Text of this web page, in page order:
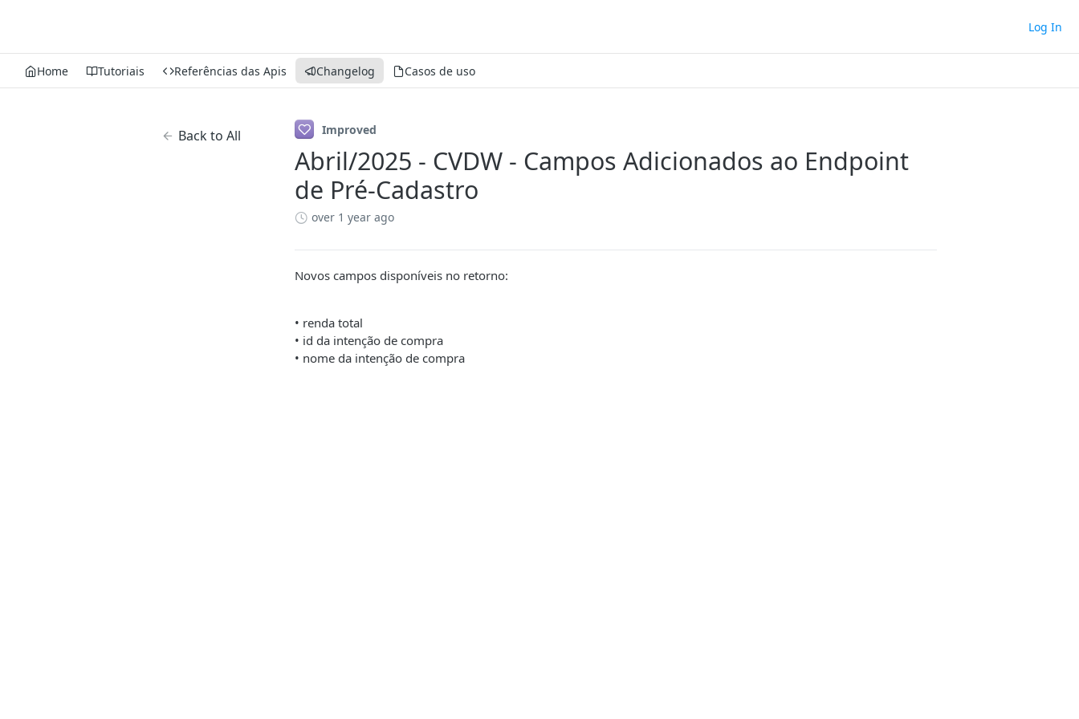
Log In
Home Tutoriais Referências das Apis Changelog Casos de uso
Back to All Improved
Abril/2025 - CVDW - Campos Adicionados ao Endpoint
de Pré-Cadastro
over 1 year ago
Novos campos disponíveis no retorno:
• renda total
• id da intenção de compra
• nome da intenção de compra